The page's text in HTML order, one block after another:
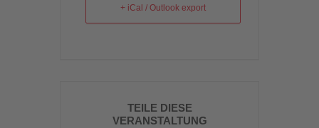
+ iCal / Outlook export
TEILE DIESE
VERANSTALTUNG